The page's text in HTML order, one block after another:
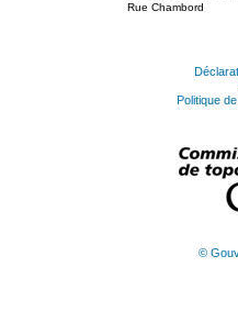
Rue Chambord
Politique
©